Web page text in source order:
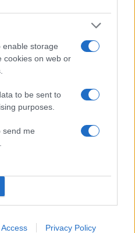
enable storage
cookies on web or
to be sent to
purposes.
send me
Privacy Policy
εδώ
50 /50